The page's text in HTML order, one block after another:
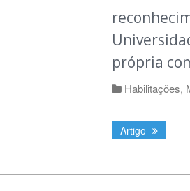
própria
Habilitações,
Artigo